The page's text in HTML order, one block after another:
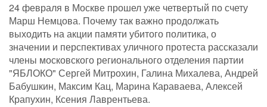
24 февраля в Москве прошел уже четвертый по счету
Марш Немцова. Почему так важно продолжать
выходить на акции памяти убитого политика, о
значении и перспективах уличного протеста рассказали
члены московского регионального отделения партии
"ЯБЛОКО" Сергей Митрохин, Галина Михалева, Андрей
Бабушкин, Максим Кац, Марина Караваева, Алексей
Крапухин, Ксения Лаврентьева.